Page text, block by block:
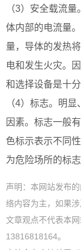
（3）安全载流
体内部的电流量
量，导体的发热
电和发生火灾。
和选择设备是十分
（4）标志。明
因素。标志一般
色标示表示不同
为危险场所的标
声明：本网站发布
络内容为主，如果
文章观点不代表本
13816818164。